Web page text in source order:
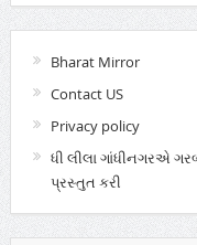
Bharat Mirror
Contact US
Privacy policy
ધી લીલા ગાંધીનગરએ
પ્રસ્તુત કરી